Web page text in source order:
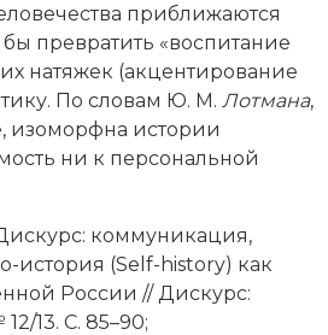
приближаются
превратить «воспитание
натяжек (акцентирование
По словам Ю. М. Лотмана,
изоморфна истории
ни к персональной
коммуникация,
история (Self-history) как
России // Дискурс:
13. С. 85–90;